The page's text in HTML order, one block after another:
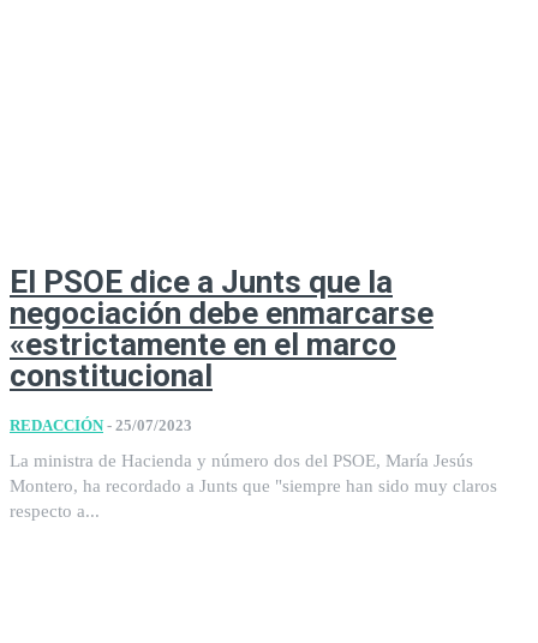
El PSOE dice a Junts que la
negociación debe enmarcarse
«estrictamente en el marco
constitucional
REDACCIÓN - 25/07/2023
La ministra de Hacienda y número dos del PSOE, María Jesús
Montero, ha recordado a Junts que "siempre han sido muy claros
respecto a...